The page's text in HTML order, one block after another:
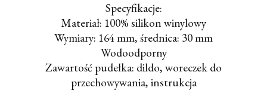
Specyfikacje:
Materiał: 100% silikon winylowy
Wymiary: 164 mm, średnica: 30 mm
Wodoodporny
Zawartość pudełka: dildo, woreczek do
przechowywania, instrukcja